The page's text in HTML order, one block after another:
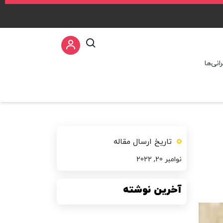
تاریخ ارسال مقاله
نوامبر 20, 2022
آخرین نوشته